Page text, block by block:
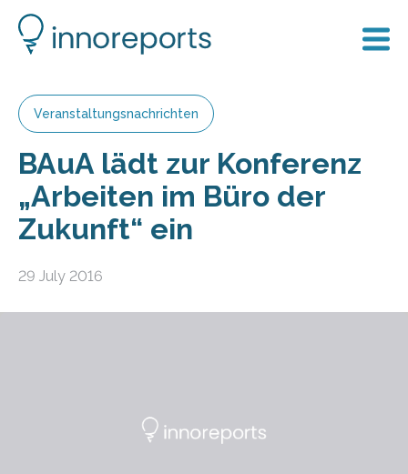
Veranstaltungsnachrichten
BAuA lädt zur Konferenz
„Arbeiten im Büro der
Zukunft“ ein
29 July 2016